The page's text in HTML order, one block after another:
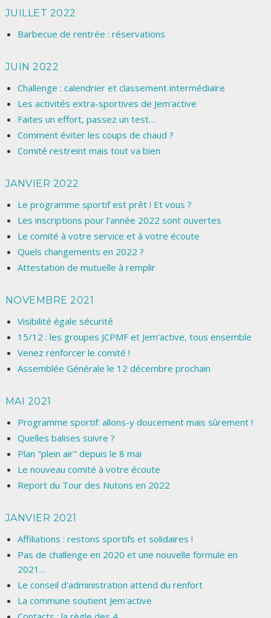
JUILLET 2022
Barbecue de rentrée : réservations
JUIN 2022
Challenge : calendrier et classement intermédiaire
Les activités extra-sportives de Jem'active
Faites un effort, passez un test…
Comment éviter les coups de chaud ?
Comité restreint mais tout va bien
JANVIER 2022
Le programme sportif est prêt ! Et vous ?
Les inscriptions pour l’année 2022 sont ouvertes
Le comité à votre service et à votre écoute
Quels changements en 2022 ?
Attestation de mutuelle à remplir
NOVEMBRE 2021
Visibilité égale sécurité
15/12 : les groupes JCPMF et Jem’active, tous ensemble
Venez renforcer le comité !
Assemblée Générale le 12 décembre prochain
MAI 2021
Programme sportif: allons-y doucement mais sûrement !
Quelles balises suivre ?
Plan "plein air" depuis le 8 mai
Le nouveau comité à votre écoute
Report du Tour des Nutons en 2022
JANVIER 2021
Affiliations : restons sportifs et solidaires !
Pas de challenge en 2020 et une nouvelle formule en
2021…
Le conseil d'administration attend du renfort
La commune soutient Jem'active